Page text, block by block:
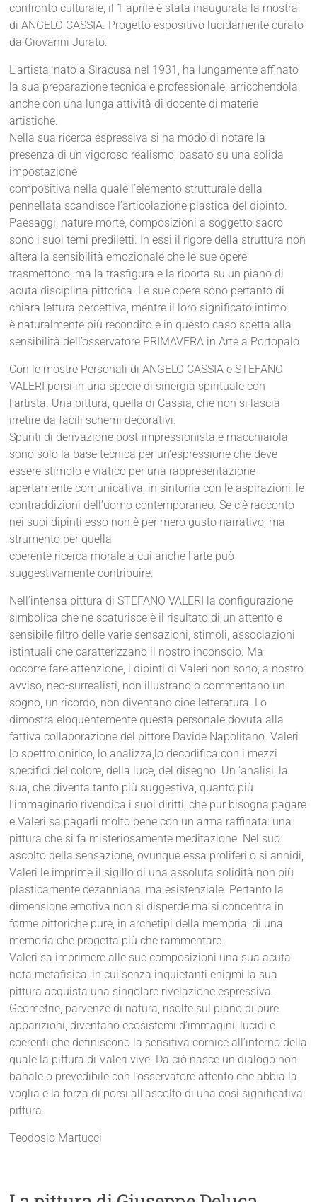
confronto culturale, il 1 aprile è stata inaugurata la mostra
di ANGELO CASSIA. Progetto espositivo lucidamente curato
da Giovanni Jurato.
L’artista, nato a Siracusa nel 1931, ha lungamente affinato
la sua preparazione tecnica e professionale, arricchendola
anche con una lunga attività di docente di materie
artistiche.
Nella sua ricerca espressiva si ha modo di notare la
presenza di un vigoroso realismo, basato su una solida
impostazione
compositiva nella quale l’elemento strutturale della
pennellata scandisce l’articolazione plastica del dipinto.
Paesaggi, nature morte, composizioni a soggetto sacro
sono i suoi temi prediletti. In essi il rigore della struttura non
altera la sensibilità emozionale che le sue opere
trasmettono, ma la trasfigura e la riporta su un piano di
acuta disciplina pittorica. Le sue opere sono pertanto di
chiara lettura percettiva, mentre il loro significato intimo
è naturalmente più recondito e in questo caso spetta alla
sensibilità dell’osservatore PRIMAVERA in Arte a Portopalo
Con le mostre Personali di ANGELO CASSIA e STEFANO
VALERI porsi in una specie di sinergia spirituale con
l’artista. Una pittura, quella di Cassia, che non si lascia
irretire da facili schemi decorativi.
Spunti di derivazione post-impressionista e macchiaiola
sono solo la base tecnica per un’espressione che deve
essere stimolo e viatico per una rappresentazione
apertamente comunicativa, in sintonia con le aspirazioni, le
contraddizioni dell’uomo contemporaneo. Se c’è racconto
nei suoi dipinti esso non è per mero gusto narrativo, ma
strumento per quella
coerente ricerca morale a cui anche l’arte può
suggestivamente contribuire.
Nell’intensa pittura di STEFANO VALERI la configurazione
simbolica che ne scaturisce è il risultato di un attento e
sensibile filtro delle varie sensazioni, stimoli, associazioni
istintuali che caratterizzano il nostro inconscio. Ma
occorre fare attenzione, i dipinti di Valeri non sono, a nostro
avviso, neo-surrealisti, non illustrano o commentano un
sogno, un ricordo, non diventano cioè letteratura. Lo
dimostra eloquentemente questa personale dovuta alla
fattiva collaborazione del pittore Davide Napolitano. Valeri
lo spettro onirico, lo analizza,lo decodifica con i mezzi
specifici del colore, della luce, del disegno. Un ‘analisi, la
sua, che diventa tanto più suggestiva, quanto più
l’immaginario rivendica i suoi diritti, che pur bisogna pagare
e Valeri sa pagarli molto bene con un arma raffinata: una
pittura che si fa misteriosamente meditazione. Nel suo
ascolto della sensazione, ovunque essa proliferi o si annidi,
Valeri le imprime il sigillo di una assoluta solidità non più
plasticamente cezanniana, ma esistenziale. Pertanto la
dimensione emotiva non si disperde ma si concentra in
forme pittoriche pure, in archetipi della memoria, di una
memoria che progetta più che rammentare.
Valeri sa imprimere alle sue composizioni una sua acuta
nota metafisica, in cui senza inquietanti enigmi la sua
pittura acquista una singolare rivelazione espressiva.
Geometrie, parvenze di natura, risolte sul piano di pure
apparizioni, diventano ecosistemi d’immagini, lucidi e
coerenti che definiscono la sensitiva cornice all’interno della
quale la pittura di Valeri vive. Da ciò nasce un dialogo non
banale o prevedibile con l’osservatore attento che abbia la
voglia e la forza di porsi all’ascolto di una così significativa
pittura.
Teodosio Martucci